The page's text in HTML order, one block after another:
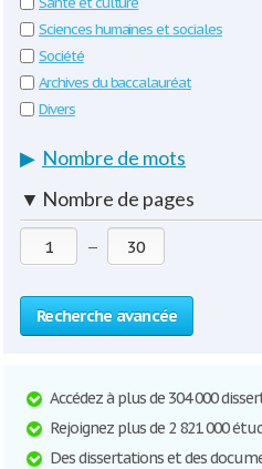
Sciences humaines et sociales
Société
Archives du baccalauréat
Divers
▶ Nombre de mots
▼ Nombre de pages
—
Recherche avancée
Accédez à plus de 304 000
Rejoignez plus de 2 821 000
Des dissertations et des